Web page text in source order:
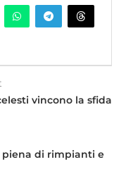
vincono la sfida
piena di rimpianti e